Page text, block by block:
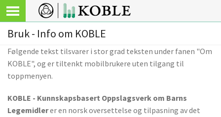
Bruk - Info om KOBLE
Følgende tekst tilsvarer i stor grad teksten under fanen "Om
KOBLE", og er tiltenkt mobilbrukere uten tilgang til
toppmenyen.
KOBLE - Kunnskapsbasert Oppslagsverk om Barns
Legemidlerer en norsk oversettelse og tilpasning av det